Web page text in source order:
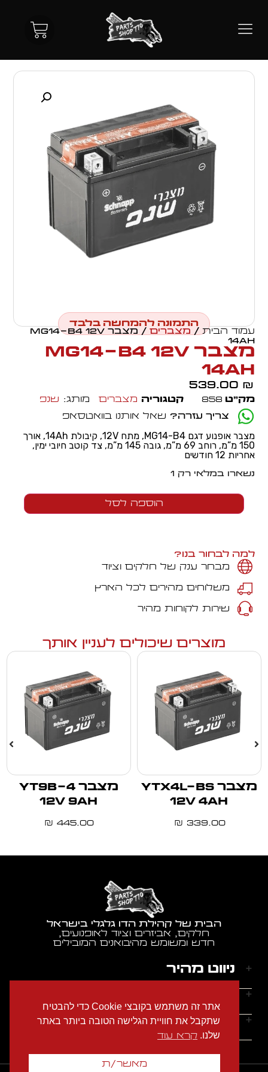
התמונה להמחשה בלבד
עמוד הבית/ מצברים
/ מצבר MG14-B4 12V
14Ah
מצבר MG14-B4 12V
14Ah
539.00 ₪
מק״ט 858 קטגוריה מצברים מותג: שנפ
צריך עזרה? שאל אותנו בוואטסאפ
מצבר אופנוע דגם MG14-B4, מתח 12V, קיבולת 14Ah, אורך
150 מ”מ, רוחב 69 מ”מ, גובה 145 מ”מ, צד קוטב חיובי ימין,
אחריות 12 חודשים
נשארו במלאי רק 1
הוספה לסל
למה לבחור בנו?
מבחר ענק של חלקים וציוד
משלוחים מהירים לכל הארץ
שירות לקוחות מהיר
מוצרים שיכולים לעניין אותך
מצבר YTX4L-BS
12V 4Ah
339.00
₪
מצבר YT9B-4
12V 9Ah
445.00
₪
הבית של קהילת הדו גלגלי בישראל
חלקים, אביזרים וציוד לאופנועים,
חדש ומשומש מהיבואנים המובילים
ניווט מהיר
דף הבית
אודותינו
הצהרת נגישות
מדיניות הפרטיות
צור קשר
ראשון - חמישי: 9:00-18:00
יצירת קשר
אתר זה משתמש בקובצי Cookie כדי להבטיח
שתקבל את חוויית הגלישה הטובה ביותר באתר
שלנו. קרא עוד
מאשר/ת